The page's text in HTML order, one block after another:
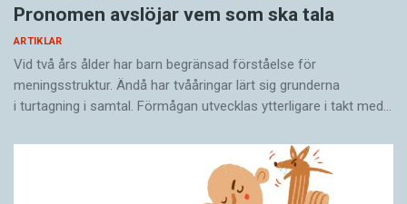
Pronomen avslöjar vem som ska tala
ARTIKLAR
Vid två års ålder har barn begränsad förståelse för
meningsstruktur. Ändå har tvååringar lärt sig grunderna
i turtagning i samtal. Förmågan utvecklas ytterligare i takt med…